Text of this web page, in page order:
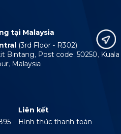
tại Malaysia
(3rd Floor - R302)
Bintang, Post code: 50250, Kuala
Malaysia
Liên kết
Hình thức thanh toán